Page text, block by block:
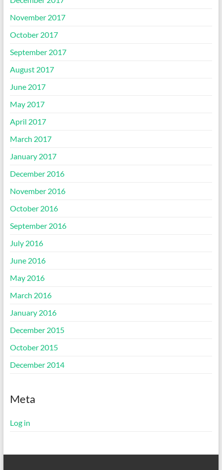
November 2017
October 2017
September 2017
August 2017
June 2017
May 2017
April 2017
March 2017
January 2017
December 2016
November 2016
October 2016
September 2016
July 2016
June 2016
May 2016
March 2016
January 2016
December 2015
October 2015
December 2014
Meta
Log in